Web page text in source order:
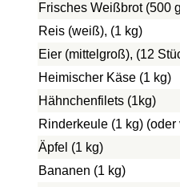
Frisches Weißbrot (500
Reis (weiß), (1 kg)
Eier (mittelgroß), (12
Heimischer Käse (1 kg)
Hähnchenfilets (1kg)
Rinderkeule (1 kg)
Äpfel (1 kg)
Bananen (1 kg)